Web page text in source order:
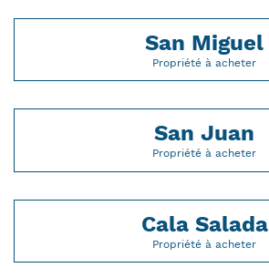
San Miguel
Propriété à acheter
San Juan
Propriété à acheter
Cala Salada
Propriété à acheter